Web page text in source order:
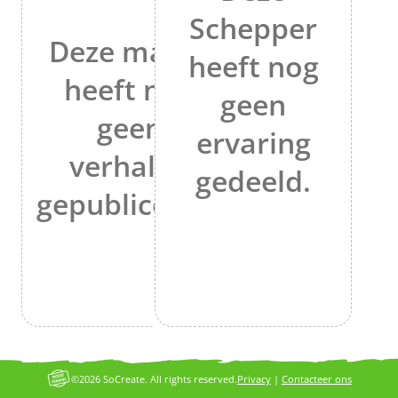
Deze maker
heeft nog
geen
verhalen
gepubliceerd.
Schepper
heeft nog
geen
ervaring
gedeeld.
Privacy| Contacteer ons
©2026 SoCreate. All rights reserved.